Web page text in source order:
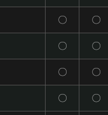
〇 〇
〇 〇
〇 〇
〇 〇